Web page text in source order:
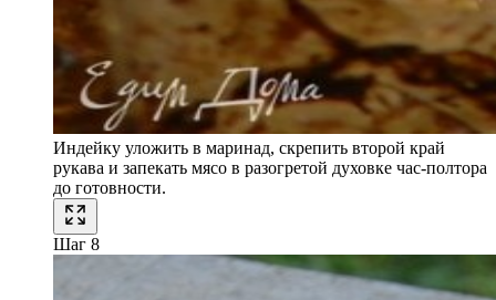
Индейку уложить в маринад, скрепить второй край
рукава и запекать мясо в разогретой духовке час-полтора
до готовности.
Шаг 8